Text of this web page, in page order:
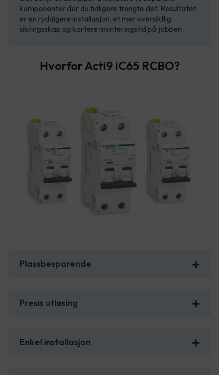
komponenter der du tidligere trengte det. Resultatet
er en ryddigere installasjon, et mer oversiktlig
sikringsskap og kortere monteringstid på jobben.
Hvorfor Acti9 iC65 RCBO?
Plassbesparende
Presis utløsing
Enkel installasjon